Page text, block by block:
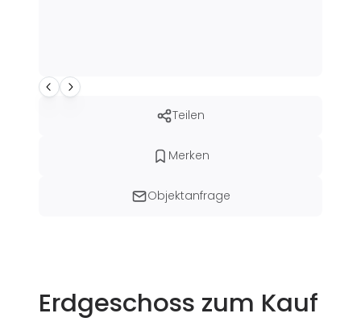
Teilen
Merken
Objektanfrage
Erdgeschoss zum Kauf